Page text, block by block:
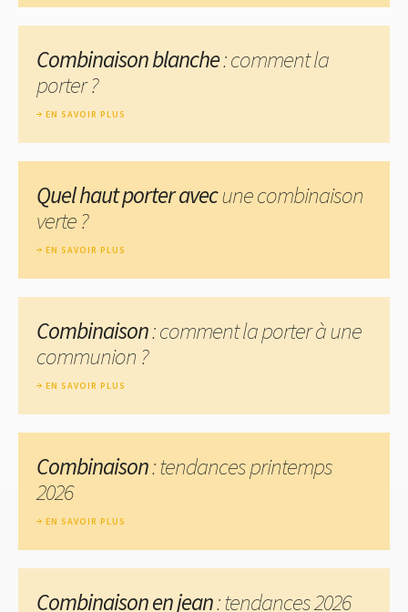
Combinaison blanche: comment la
porter ?
EN SAVOIR PLUS
Quel haut porter avecune combinaison
verte ?
EN SAVOIR PLUS
Combinaison: comment la porter à une
communion ?
EN SAVOIR PLUS
Combinaison: tendances printemps
2026
EN SAVOIR PLUS
Combinaison en jean: tendances 2026